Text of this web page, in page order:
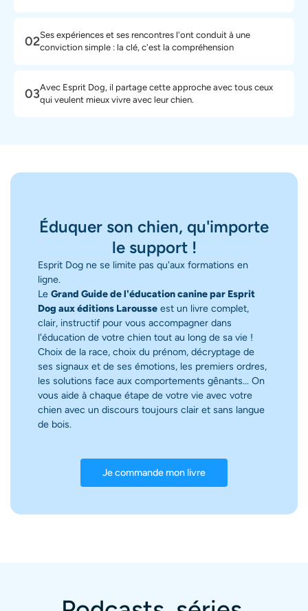
02Ses expériences et ses rencontres l'ont conduit à une
conviction simple : la clé, c'est la compréhension
03Avec Esprit Dog, il partage cette approche avec tous ceux
qui veulent mieux vivre avec leur chien.
Éduquer son chien, qu'importe
le support !
Esprit Dog ne se limite pas qu'aux formations en
ligne.
Le Grand Guide de l'éducation canine par Esprit
Dog aux éditions Larousse est un livre complet,
clair, instructif pour vous accompagner dans
l'éducation de votre chien tout au long de sa vie !
Choix de la race, choix du prénom, décryptage de
ses signaux et de ses émotions, les premiers ordres,
les solutions face aux comportements gênants... On
vous aide à chaque étape de votre vie avec votre
chien avec un discours toujours clair et sans langue
de bois.
Je commande mon livre